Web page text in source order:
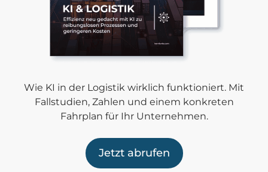
Wie KI in der Logistik wirklich funktioniert. Mit
Fallstudien, Zahlen und einem konkreten
Fahrplan für Ihr Unternehmen.
Jetzt abrufen